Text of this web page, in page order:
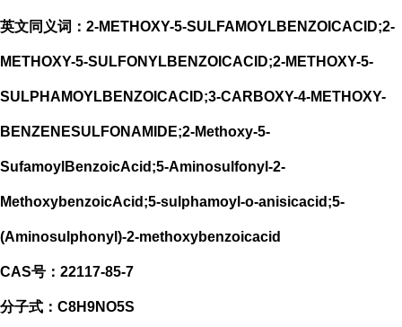
英文同义词：2-METHOXY-5-SULFAMOYLBENZOICACID;2-
METHOXY-5-SULFONYLBENZOICACID;2-METHOXY-5-
SULPHAMOYLBENZOICACID;3-CARBOXY-4-METHOXY-
BENZENESULFONAMIDE;2-Methoxy-5-
SufamoylBenzoicAcid;5-Aminosulfonyl-2-
MethoxybenzoicAcid;5-sulphamoyl-o-anisicacid;5-
(Aminosulphonyl)-2-methoxybenzoicacid
CAS号：22117-85-7
分子式：C8H9NO5S